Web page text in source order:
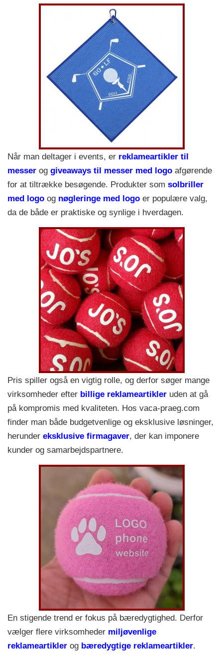
Når man deltager i events, er reklameartikler til
messer og giveaways til messer med logo afgørende
for at tiltrække besøgende. Produkter som solbriller
med logo og nøgleringe med logo er populære valg,
da de både er praktiske og synlige i hverdagen.
Pris spiller også en vigtig rolle, og derfor søger mange
virksomheder efter billige reklameartikler uden at gå
på kompromis med kvaliteten. Hos vaca-praeg.com
finder man både budgetvenlige og eksklusive løsninger,
herunder eksklusive firmagaver, der kan imponere
kunder og samarbejdspartnere.
En stigende trend er fokus på bæredygtighed. Derfor
vælger flere virksomheder miljøvenlige
reklameartikler og bæredygtige reklameartikler.